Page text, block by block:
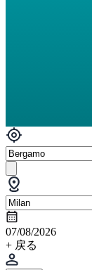
07/08/2026
+ 戻る